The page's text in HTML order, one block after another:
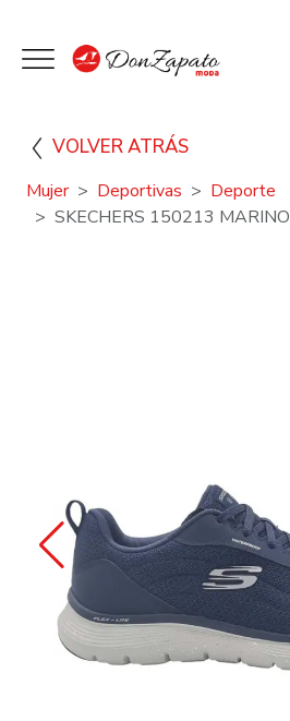
VOLVER ATRÁS
Mujer Deportivas
Deporte
SKECHERS 150213 MARINO